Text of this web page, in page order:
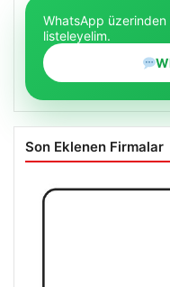
WhatsApp üzerinden
listeleyelim.
Son Eklenen Firmalar